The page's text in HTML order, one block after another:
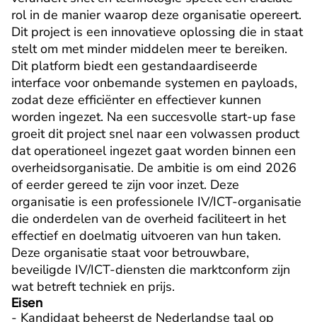
rol in de manier waarop deze organisatie opereert.
Dit project is een innovatieve oplossing die in staat
stelt om met minder middelen meer te bereiken.
Dit platform biedt een gestandaardiseerde
interface voor onbemande systemen en payloads,
zodat deze efficiënter en effectiever kunnen
worden ingezet. Na een succesvolle start-up fase
groeit dit project snel naar een volwassen product
dat operationeel ingezet gaat worden binnen een
overheidsorganisatie. De ambitie is om eind 2026
of eerder gereed te zijn voor inzet. Deze
organisatie is een professionele IV/ICT-organisatie
die onderdelen van de overheid faciliteert in het
effectief en doelmatig uitvoeren van hun taken.
Deze organisatie staat voor betrouwbare,
beveiligde IV/ICT-diensten die marktconform zijn
wat betreft techniek en prijs.
Eisen
- Kandidaat beheerst de Nederlandse taal op